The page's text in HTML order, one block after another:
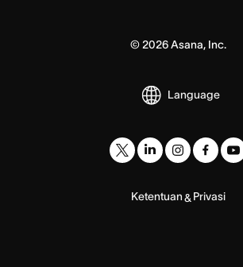
© 2026Asana, Inc.
Language
Ketentuan& Privasi